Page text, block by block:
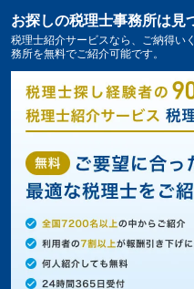
一般社団法人業界に強
会計事務所の一覧
お探しの税理士事務所は見
税理士紹介サービスなら、ご納得い
務所を無料でご紹介可能です。